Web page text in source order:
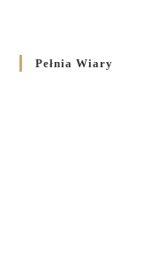
Pełnia Wiary